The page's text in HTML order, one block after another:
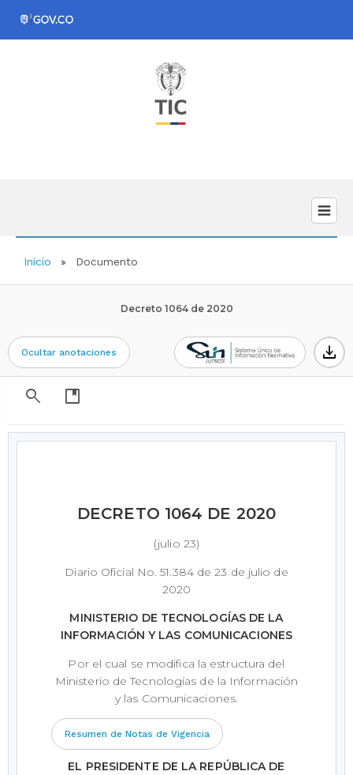
Inicio Documento
Decreto 1064 de 2020
Ocultar anotaciones
download
search
developer_guide
DECRETO 1064 DE 2020
(julio 23)
Diario Oficial No. 51.384 de 23 de julio de
2020
MINISTERIO DE TECNOLOGÍAS DE LA
INFORMACIÓN Y LAS COMUNICACIONES
Por el cual se modifica la estructura del
Ministerio de Tecnologías de la Información
y las Comunicaciones.
Resumen de Notas de Vigencia
EL PRESIDENTE DE LA REPÚBLICA DE